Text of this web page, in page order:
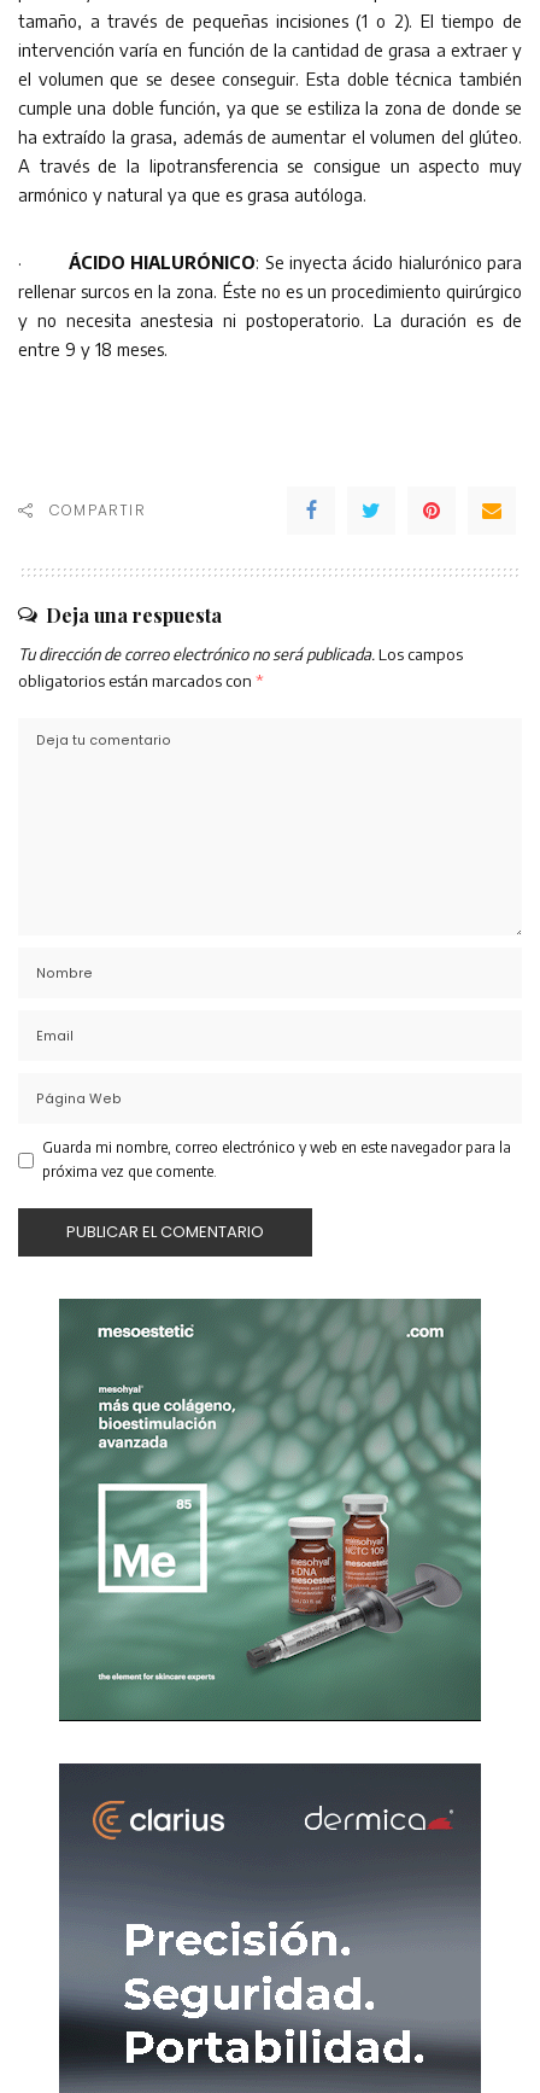
tamaño, a través de pequeñas incisiones (1 o 2). El tiempo de
intervención varía en función de la cantidad de grasa a extraer y
el volumen que se desee conseguir. Esta doble técnica también
cumple una doble función, ya que se estiliza la zona de donde se
ha extraído la grasa, además de aumentar el volumen del glúteo.
A través de la lipotransferencia se consigue un aspecto muy
armónico y natural ya que es grasa autóloga.
· ÁCIDO HIALURÓNICO: Se inyecta ácido hialurónico para
rellenar surcos en la zona. Éste no es un procedimiento quirúrgico
y no necesita anestesia ni postoperatorio. La duración es de
entre 9 y 18 meses.
COMPARTIR
Deja una respuesta
Tu dirección de correo electrónico no será publicada. Los campos
obligatorios están marcados con *
Guarda mi nombre, correo electrónico y web en este navegador para la
próxima vez que comente.